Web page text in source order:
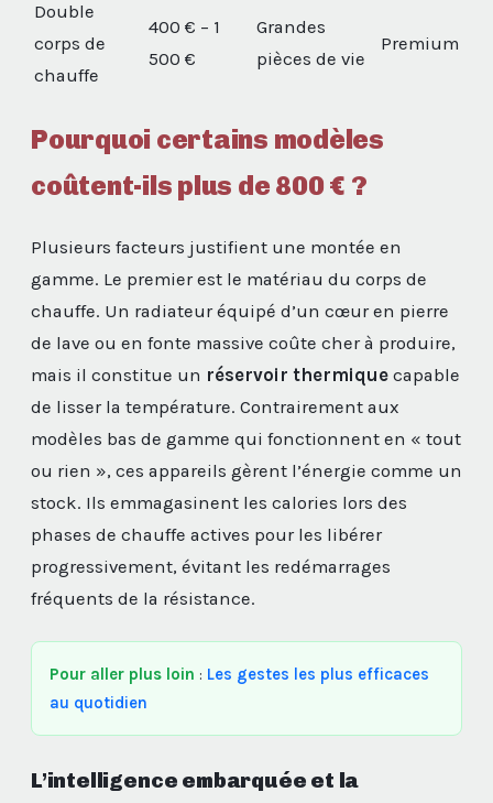
Double
corps de
chauffe
400 € – 1
500 €
Grandes
pièces de vie
Premium
Pourquoi certains modèles
coûtent-ils plus de 800 € ?
Plusieurs facteurs justifient une montée en
gamme. Le premier est le matériau du corps de
chauffe. Un radiateur équipé d’un cœur en pierre
de lave ou en fonte massive coûte cher à produire,
mais il constitue un réservoir thermique capable
de lisser la température. Contrairement aux
modèles bas de gamme qui fonctionnent en « tout
ou rien », ces appareils gèrent l’énergie comme un
stock. Ils emmagasinent les calories lors des
phases de chauffe actives pour les libérer
progressivement, évitant les redémarrages
fréquents de la résistance.
Pour aller plus loin : Les gestes les plus efficaces
au quotidien
L’intelligence embarquée et la